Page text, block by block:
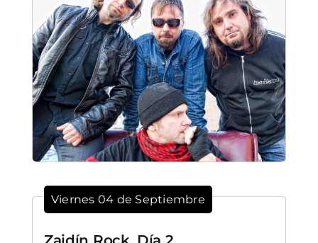
Viernes 04 de Septiembre